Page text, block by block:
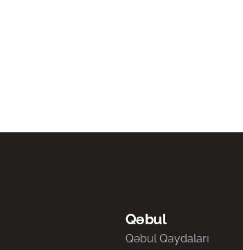
Qəbul
Qəbul Qaydaları